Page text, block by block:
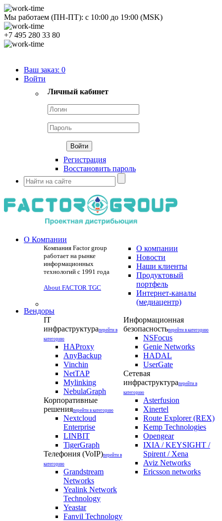
Мы работаем (ПН-ПТ): с 10:00 до 19:00 (MSK)
+7 495 280 33 80
Ваш заказ: 0
Войти
Личный кабинет
Регистрация
Восстановить пароль
О Компании
Компания Factor group
работает на рынке
информационных
технологий с 1991 года
About FACTOR TGC
О компании
Новости
Наши клиенты
Продуктовый
портфель
Интернет-каналы
(медиацентр)
Вендоры
IT
инфраструктураперейти в
категорию
HAProxy
AnyBackup
Vinchin
NetTAP
Mylinking
NebulaGraph
Корпоративные
решенияперейти в категорию
Nextcloud
Enterprise
LINBIT
TigerGraph
Телефония (VoIP)перейти в
категорию
Grandstream
Networks
Yealink Network
Technology
Yeastar
Fanvil Technology
Информационная
безопасностьперейти в категорию
NSFocus
Genie Networks
HADAL
UserGate
Сетевая
инфраструктураперейти в
категорию
Asterfusion
Xinertel
Route Explorer (REX)
Kemp Technologies
Opengear
IXIA / KEYSIGHT /
Spirent / Xena
Aviz Networks
Ericsson networks